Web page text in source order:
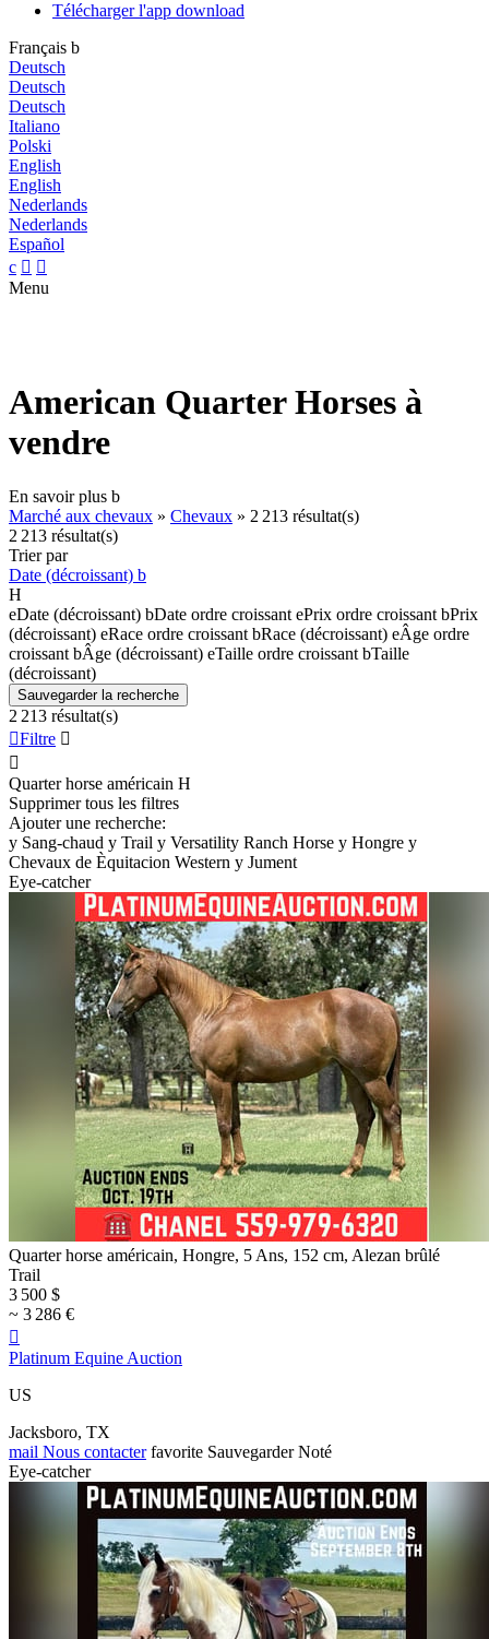
Télécharger l'app download
Français b
Deutsch
Deutsch
Deutsch
Italiano
Polski
English
English
Nederlands
Nederlands
Español
c  
Menu
American Quarter Horses à
vendre
En savoir plus b
Marché aux chevaux » Chevaux » 2 213 résultat(s)
2 213 résultat(s)
Trier par
Date (décroissant) b
H
eDate (décroissant) bDate ordre croissant ePrix ordre croissant bPrix
(décroissant) eRace ordre croissant bRace (décroissant) eÂge ordre
croissant bÂge (décroissant) eTaille ordre croissant bTaille
(décroissant)
Sauvegarder la recherche
2 213 résultat(s)
Filtre 

Quarter horse américain H
Supprimer tous les filtres
Ajouter une recherche:
y Sang-chaud y Trail y Versatility Ranch Horse y Hongre y
Chevaux de Èquitacion Western y Jument
Eye-catcher
Quarter horse américain, Hongre, 5 Ans, 152 cm, Alezan brûlé
Trail
3 500 $
~ 3 286 €

Platinum Equine Auction
US
Jacksboro, TX
mail Nous contacter favorite Sauvegarder Noté
Eye-catcher